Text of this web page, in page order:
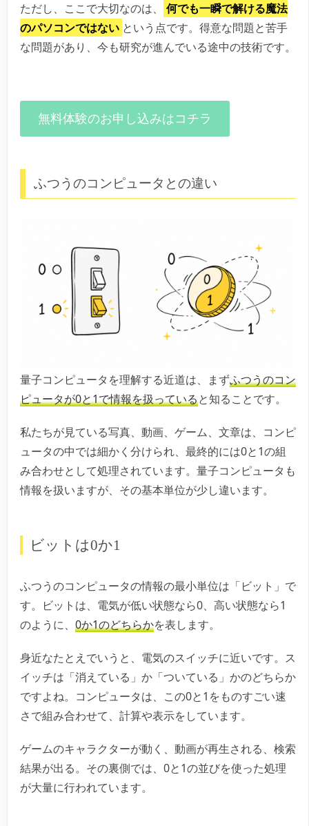
ただし、ここで大切なのは、
何でも一瞬で解ける魔法
のパソコンではない という点です。得意な問題と苦手
な問題があり、今も研究が進んでいる途中の技術です。
無料体験のお申し込みはコチラ
ふつうのコンピュータとの違い
量子コンピュータを理解する近道は、まずふつうのコン
ピュータが0と1で情報を扱っていると知ることです。
私たちが見ている写真、動画、ゲーム、文章は、コンピ
ュータの中では細かく分けられ、最終的には0と1の組
み合わせとして処理されています。量子コンピュータも
情報を扱いますが、その基本単位が少し違います。
ビットは0か1
ふつうのコンピュータの情報の最小単位は「ビット」で
す。ビットは、電気が低い状態なら0、高い状態なら1
のように、 0か1のどちらかを表します。
身近なたとえでいうと、電気のスイッチに近いです。ス
イッチは「消えている」か「ついている」かのどちらか
ですよね。コンピュータは、この0と1をものすごい速
さで組み合わせて、計算や表示をしています。
ゲームのキャラクターが動く、動画が再生される、検索
結果が出る。その裏側では、0と1の並びを使った処理
が大量に行われています。